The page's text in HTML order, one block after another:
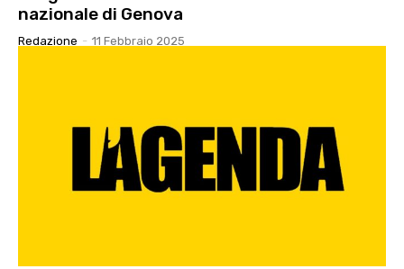
nazionale di Genova
Redazione - 11 Febbraio 2025